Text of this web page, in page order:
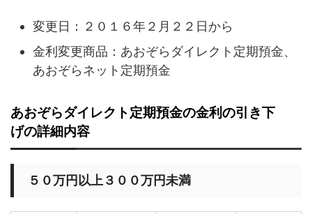
変更日：２０１６年２月２２日から
金利変更商品：あおぞらダイレクト定期預金、
あおぞらネット定期預金
あおぞらダイレクト定期預金の金利の引き下
げの詳細内容
５０万円以上３００万円未満